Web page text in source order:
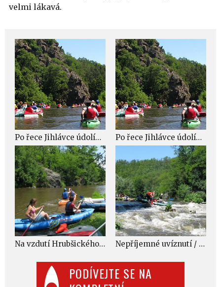
velmi lákavá.
PODÍVEJTE SE NA
Po řece Jihlávce údolím červených skal Po řece Jihlávce údolím červených skal
Na vzdutí Hrubšického jezu / F: František Prokeš Nepříjemné uvíznutí / F: František Prokeš